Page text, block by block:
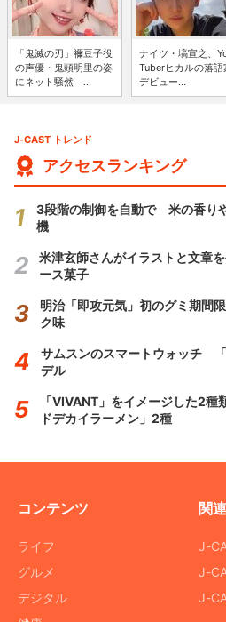
「鬼滅の刃」禰豆子役
の声優・鬼頭明里の姿
にネット騒然 ...
ナイツ・塙宣之、
Tuberヒカルの落語
デビュー...
J-CAST トレンド
アクセスランキング
3段階の制御を自動で 米の香り
機
米津玄師さんがイラストと文章
ース菓子
明治「即攻元気」初のグミ期間
ク味
サムスンのスマートウォッチ
デル
「VIVANT」をイメージした2
ドデカイラーメン」2種
コンテンツ
ライフ
グルメ
デジタル
関
J-
J-
J-